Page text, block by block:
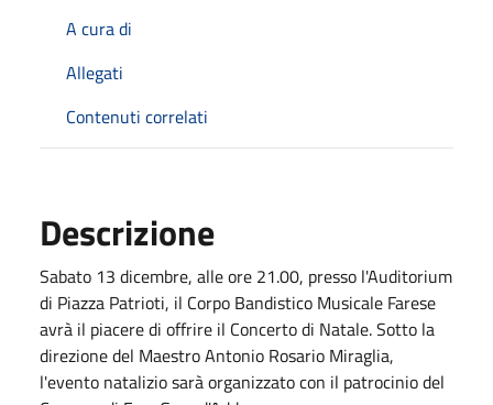
A cura di
Allegati
Contenuti correlati
Descrizione
Sabato 13 dicembre, alle ore 21.00, presso l'Auditorium
di Piazza Patrioti, il Corpo Bandistico Musicale Farese
avrà il piaceredi offrire il Concerto di Natale.Sotto la
direzione del Maestro Antonio Rosario Miraglia,
l'evento nataliziosaràorganizzatocon il patrocinio del